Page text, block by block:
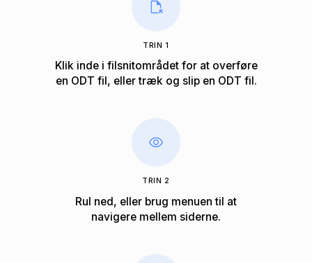
TRIN 1
Klik inde i filsnitområdet for at overføre
en ODT fil, eller træk og slip en ODT fil.
TRIN 2
Rul ned, eller brug menuen til at
navigere mellem siderne.